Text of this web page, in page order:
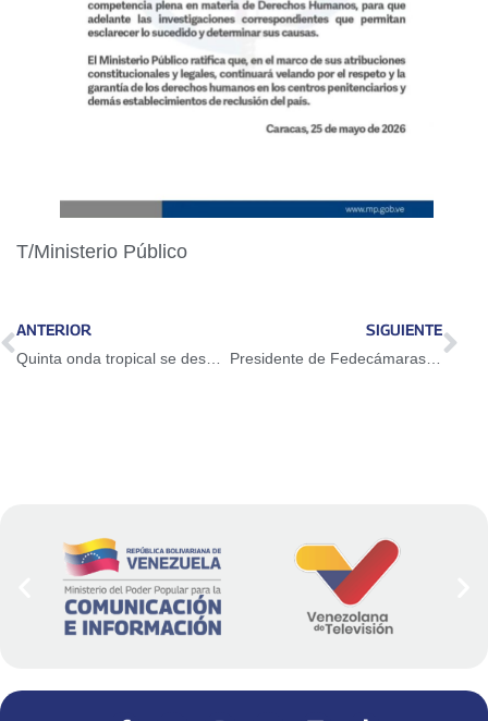
T/Ministerio Público
ANTERIOR
Quinta onda tropical se desplaza por el centro del territorio nacional este lunes
SIGUIENTE
Presidente de Fedecámaras destaca importancia de recuperación del poder adquisitivo como motor de la economía nacional